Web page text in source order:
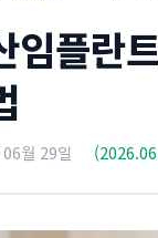
임플란
월 29일